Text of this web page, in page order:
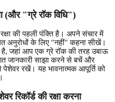
(और "ग्रे रॉक विधि")
की पहली पंक्ति है। अपने संचार में
अनुरोधों के लिए "नहीं" कहना सीखें।
है, जहां आप एक ग्रे रॉक की तरह उबाऊ
जानकारी साझा करने से बचें और
पेशेवर रखें। यह भावनात्मक आपूर्ति को
की रक्षा करना